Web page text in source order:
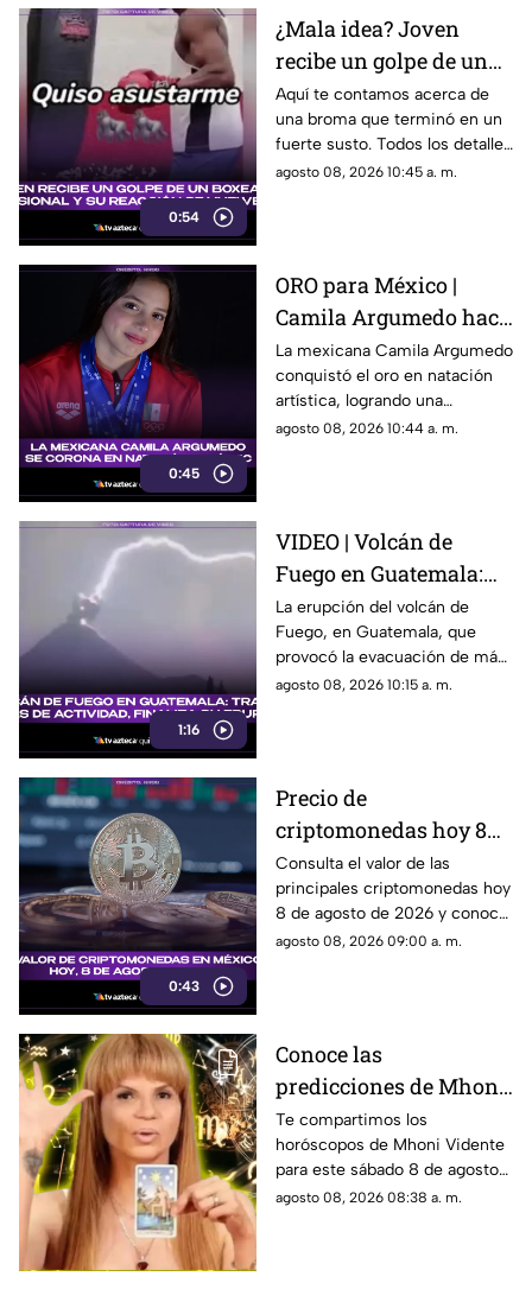
0:54
¿Mala idea? Joven
recibe un golpe de un
boxeador profesional y
su reacción se vuelve
viral en TikTok
Aquí te contamos acerca de
una broma que terminó en un
fuerte susto. Todos los detalles
sobre el video que se volvió
agosto 08, 2026 10:45 a. m.
0:45
ORO para México |
Camila Argumedo hace
historia y se corona en
natación artística
La mexicana Camila Argumedo
conquistó el oro en natación
artística, logrando una
histórica victoria para el
agosto 08, 2026 10:44 a. m.
1:16
VIDEO | Volcán de
Fuego en Guatemala:
Tras 50 horas de
actividad, finaliza su
erupción
La erupción del volcán de
Fuego, en Guatemala, que
provocó la evacuación de más
de 1,700 personas, finalizó tras
agosto 08, 2026 10:15 a. m.
0:43
Precio de
criptomonedas hoy 8
de agosto 2026 en
México: consulta
cuánto valen
Consulta el valor de las
principales criptomonedas hoy
8 de agosto de 2026 y conoce
cómo cotizan en México.
agosto 08, 2026 09:00 a. m.
Conoce las
predicciones de Mhoni
Vidente HOY, 8 de
agosto de 2026: ¿Qué le
espera en este sábado a
cada signo del zodiaco?
Te compartimos los
horóscopos de Mhoni Vidente
para este sábado 8 de agosto
de 2026 y sus predicciones
agosto 08, 2026 08:38 a. m.